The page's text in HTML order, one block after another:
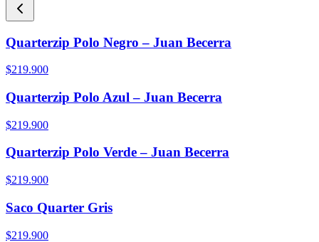
Quarterzip Polo Negro – Juan Becerra
$219.900
Quarterzip Polo Azul – Juan Becerra
$219.900
Quarterzip Polo Verde – Juan Becerra
$219.900
Saco Quarter Gris
$219.900